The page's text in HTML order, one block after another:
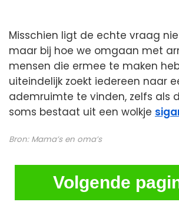
Misschien ligt de echte vraag
maar bij hoe we omgaan met
mensen die ermee te maken
uiteindelijk zoekt iedereen naar
ademruimte te vinden, zelfs als
soms bestaat uit een wolkje
Bron: Mama’s en oma’s
Volgende